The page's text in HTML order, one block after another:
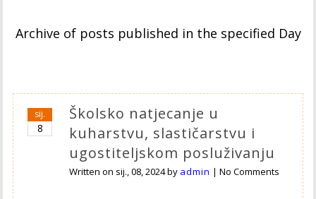
Archive of posts published in the specified Day
sij.
8
Školsko natjecanje u
kuharstvu, slastičarstvu i
ugostiteljskom posluživanju
Written on sij., 08, 2024by admin |No Comments